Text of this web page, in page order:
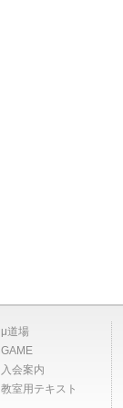
μ道場
GAME
入会案内
教室用テキスト